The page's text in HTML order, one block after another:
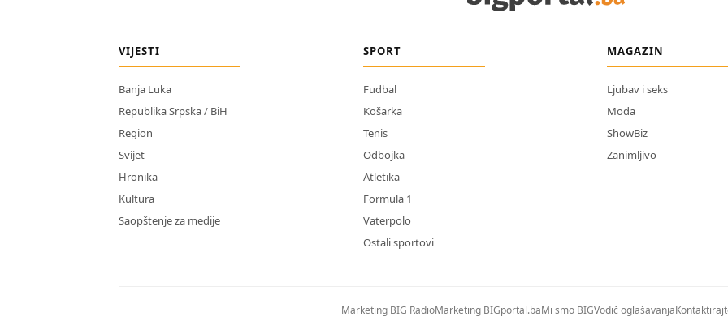
VIJESTI
Banja Luka
Republika Srpska / BiH
Region
Svijet
Hronika
Kultura
Saopštenje za medije
SPORT
Fudbal
Košarka
Tenis
Odbojka
Atletika
Formula 1
Vaterpolo
Ostali sportovi
MAGAZIN
Ljubav i seks
Moda
ShowBiz
Zanimljivo
Marketing BIG RadioMarketing BIGportal.baMi smo BIGVodič oglašavanja